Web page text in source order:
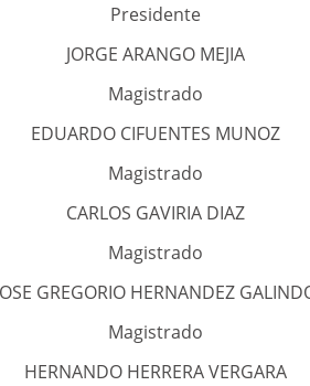
Presidente
JORGE ARANGO MEJIA
Magistrado
EDUARDO CIFUENTES MUNOZ
Magistrado
CARLOS GAVIRIA DIAZ
Magistrado
GREGORIO HERNANDEZ
Magistrado
HERNANDO HERRERA VERGARA